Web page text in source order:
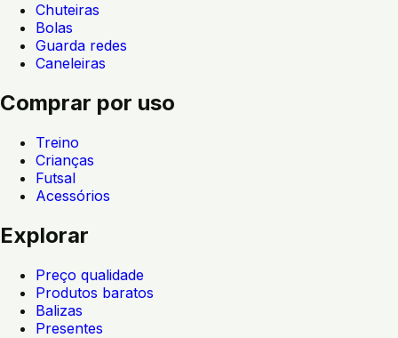
Chuteiras
Bolas
Guarda redes
Caneleiras
Comprar por uso
Treino
Crianças
Futsal
Acessórios
Explorar
Preço qualidade
Produtos baratos
Balizas
Presentes